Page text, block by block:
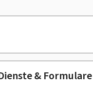
& Formulare